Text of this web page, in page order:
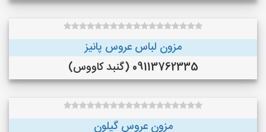
مزون لباس عروس پانیز
09113762335 (گنبد کاووس)
مزون عروس گیلون